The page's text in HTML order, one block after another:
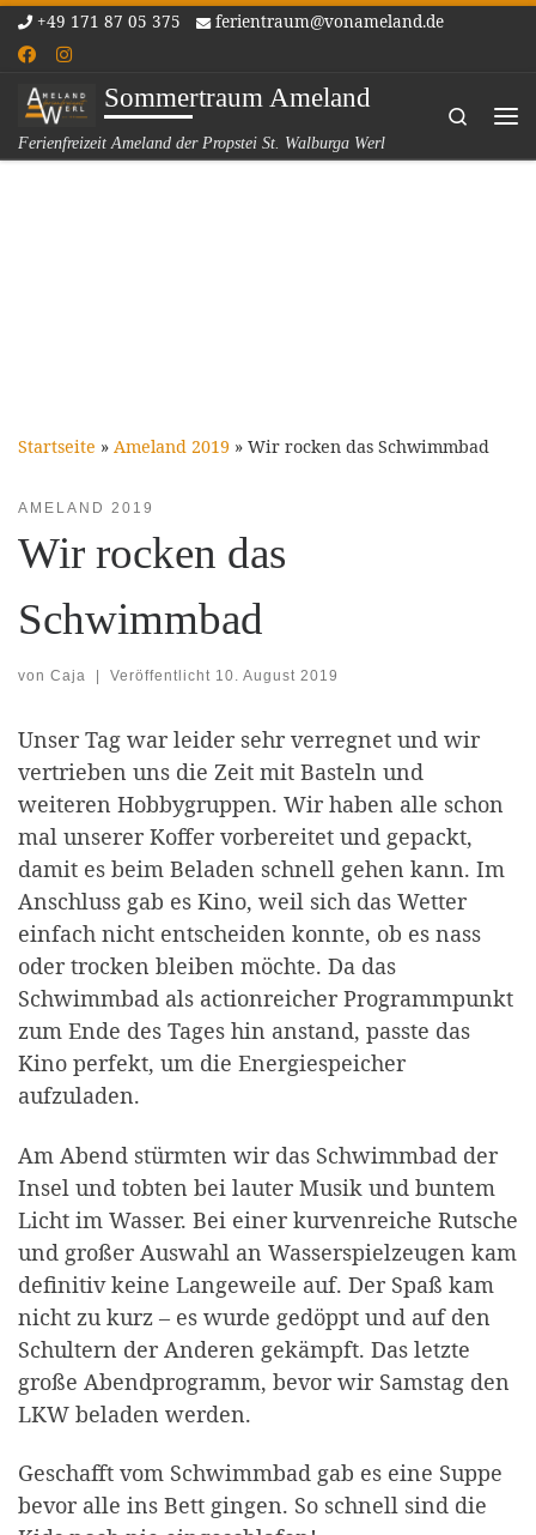
Zum Inhalt springen
+49 171 87 05 375 ferientraum@vonameland.de
Sommertraum Ameland
Ferienfreizeit Ameland der Propstei St. Walburga Werl
Search
Startseite » Ameland 2019 » Wir rocken das Schwimmbad
AMELAND 2019
Wir rocken das
Schwimmbad
von Caja Veröffentlicht 10. August 2019
Unser Tag war leider sehr verregnet und wir
vertrieben uns die Zeit mit Basteln und
weiteren Hobbygruppen. Wir haben alle schon
mal unserer Koffer vorbereitet und gepackt,
damit es beim Beladen schnell gehen kann. Im
Anschluss gab es Kino, weil sich das Wetter
einfach nicht entscheiden konnte, ob es nass
oder trocken bleiben möchte. Da das
Schwimmbad als actionreicher Programmpunkt
zum Ende des Tages hin anstand, passte das
Kino perfekt, um die Energiespeicher
aufzuladen.
Am Abend stürmten wir das Schwimmbad der
Insel und tobten bei lauter Musik und buntem
Licht im Wasser. Bei einer kurvenreiche Rutsche
und großer Auswahl an Wasserspielzeugen kam
definitiv keine Langeweile auf. Der Spaß kam
nicht zu kurz – es wurde gedöppt und auf den
Schultern der Anderen gekämpft. Das letzte
große Abendprogramm, bevor wir Samstag den
LKW beladen werden.
Geschafft vom Schwimmbad gab es eine Suppe
bevor alle ins Bett gingen. So schnell sind die